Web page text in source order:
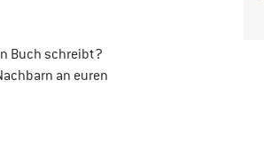
Buch schreibt?
an euren